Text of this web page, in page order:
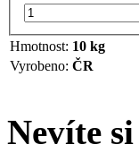
Hmotnost: 10 kg
Vyrobeno: ČR
Nevíte